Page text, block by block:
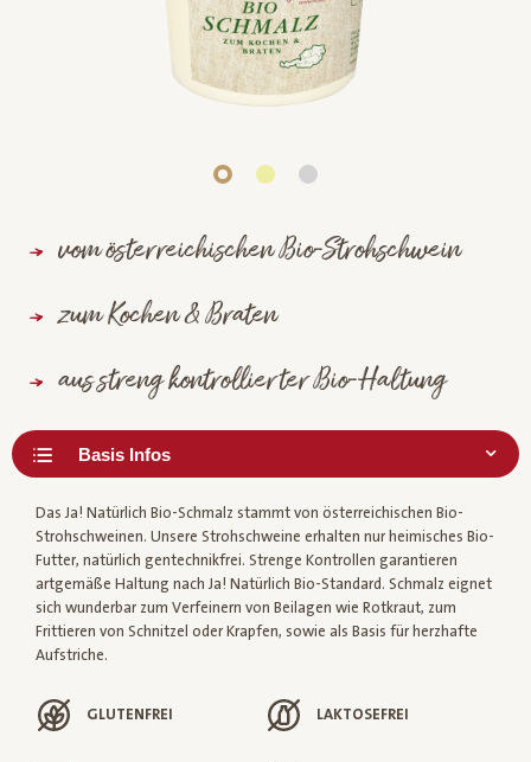
vom österreichischen Bio-Strohschwein
zum Kochen & Braten
aus streng kontrollierter Bio-Haltung
Das Ja! Natürlich Bio-Schmalz stammt von österreichischen Bio-
Strohschweinen. Unsere Strohschweine erhalten nur heimisches Bio-
Futter, natürlich gentechnikfrei. Strenge Kontrollen garantieren
artgemäße Haltung nach Ja! Natürlich Bio-Standard. Schmalz eignet
sich wunderbar zum Verfeinern von Beilagen wie Rotkraut, zum
Frittieren von Schnitzel oder Krapfen, sowie als Basis für herzhafte
Aufstriche.
GLUTENFREI LAKTOSEFREI